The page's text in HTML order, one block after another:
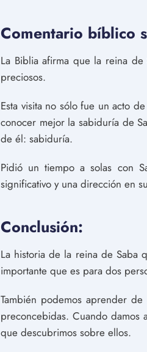
Comentario bíblico
La Biblia afirma que la reina
preciosos.
Esta visita no sólo fue un acto
conocer mejor la sabiduría de
de él: sabiduría.
Pidió un tiempo a solas con
significativo y una dirección en
Conclusión:
La historia de la reina de Saba
importante que es para dos
También podemos aprender
preconcebidas. Cuando
que descubrimos sobre ellos.